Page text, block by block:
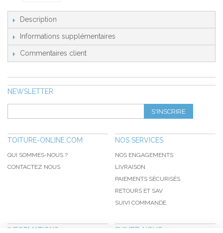
Description
Informations supplémentaires
Commentaires client
NEWSLETTER
S'INSCRIRE
TOITURE-ONLINE.COM
QUI SOMMES-NOUS ?
CONTACTEZ NOUS
NOS SERVICES
NOS ENGAGEMENTS
LIVRAISON
PAIEMENTS SÉCURISÉS
RETOURS ET SAV
SUIVI COMMANDE
INFORMATIONS SUIVEZ-NOUS